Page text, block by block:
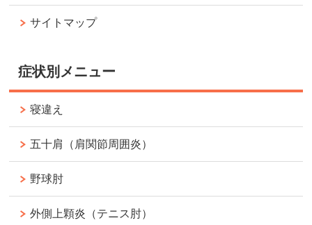
サイトマップ
症状別メニュー
寝違え
五十肩（肩関節周囲炎）
野球肘
外側上顆炎（テニス肘）